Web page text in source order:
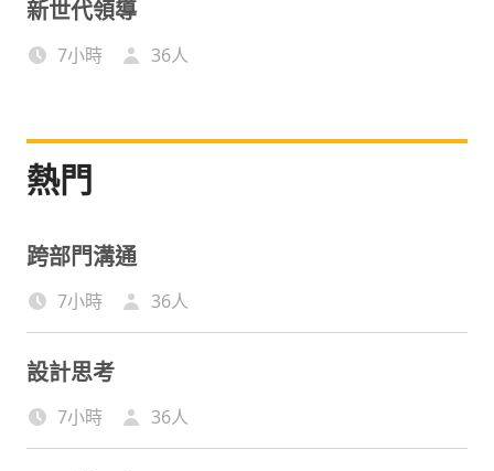
新世代領導
7小時 36人
熱門
跨部門溝通
7小時 36人
設計思考
7小時 36人